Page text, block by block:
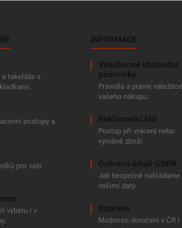
takeláže s
postupy a
pro vaši
výběru i v
INFORMACE
Všeobecné obchodní
podmínky
Pravidla a právní
vašeho nákupu.
Reklamační řád
Postup při vrácení nebo
výměně zboží.
Ochrana údajů GDPR
Jak bezpečně nakládáme
vašimi daty.
Doprava
Možnosti doručení v ČR i